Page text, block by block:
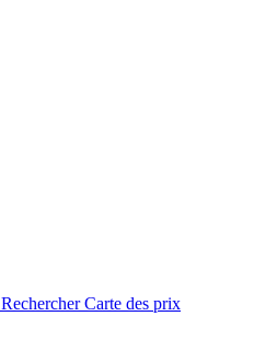
Rechercher Carte des prix